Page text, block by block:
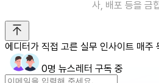
사, 배포 등을 금
에디터가 직접 고른 실무 인사이트 매주
0명 뉴스레터 구독 중